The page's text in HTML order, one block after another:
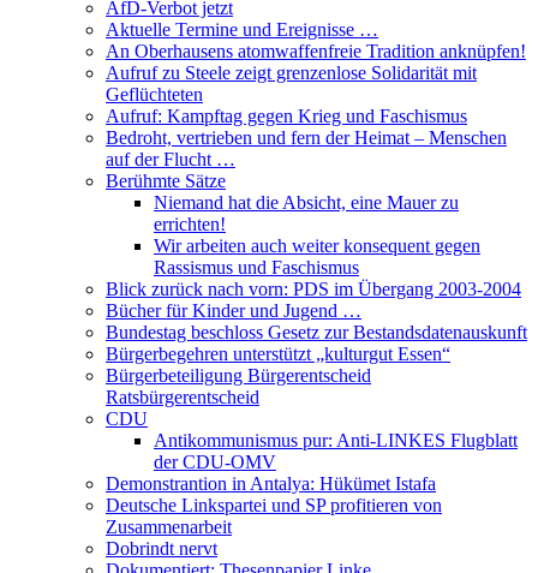
AfD-Verbot jetzt
Aktuelle Termine und Ereignisse …
An Oberhausens atomwaffenfreie Tradition anknüpfen!
Aufruf zu Steele zeigt grenzenlose Solidarität mit
Geflüchteten
Aufruf: Kampftag gegen Krieg und Faschismus
Bedroht, vertrieben und fern der Heimat – Menschen
auf der Flucht …
Berühmte Sätze
Niemand hat die Absicht, eine Mauer zu
errichten!
Wir arbeiten auch weiter konsequent gegen
Rassismus und Faschismus
Blick zurück nach vorn: PDS im Übergang 2003-2004
Bücher für Kinder und Jugend …
Bundestag beschloss Gesetz zur Bestandsdatenauskunft
Bürgerbegehren unterstützt „kulturgut Essen“
Bürgerbeteiligung Bürgerentscheid
Ratsbürgerentscheid
CDU
Antikommunismus pur: Anti-LINKES Flugblatt
der CDU-OMV
Demonstrantion in Antalya: Hükümet Istafa
Deutsche Linkspartei und SP profitieren von
Zusammenarbeit
Dobrindt nervt